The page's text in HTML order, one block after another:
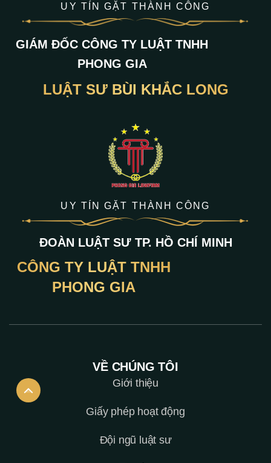
UY TÍN GẶT THÀNH CÔNG
GIÁM ĐỐC CÔNG TY LUẬT TNHH
PHONG GIA
LUẬT SƯ BÙI KHẮC LONG
UY TÍN GẶT THÀNH CÔNG
ĐOÀN LUẬT SƯ TP. HỒ CHÍ MINH
CÔNG TY LUẬT TNHH
PHONG GIA
VỀ CHÚNG TÔI
Giới thiệu
Giấy phép hoạt động
Đội ngũ luật sư